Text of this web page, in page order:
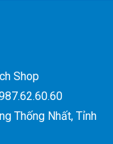
Shop
Thống Nhất, Tỉnh